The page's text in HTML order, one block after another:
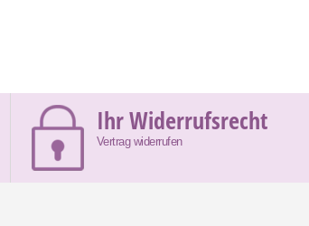
Ihr Widerrufsrecht
Vertrag widerrufen